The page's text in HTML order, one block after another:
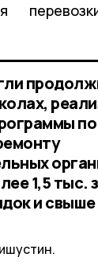
1,5 тыс.
и